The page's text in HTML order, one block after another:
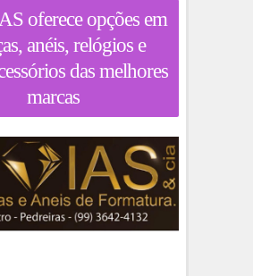
oferece opções em
anéis, relógios e
das melhores
marcas